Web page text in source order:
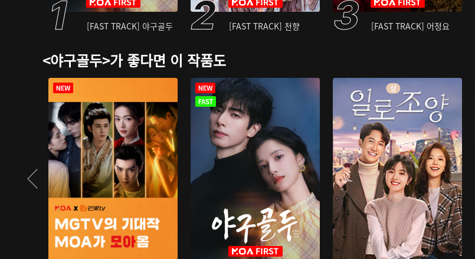
[FAST TRACK] 야구골두 [FAST TRACK] 천향 [FAST TRACK] 어정요
<야구골두>가 좋다면 이 작품도